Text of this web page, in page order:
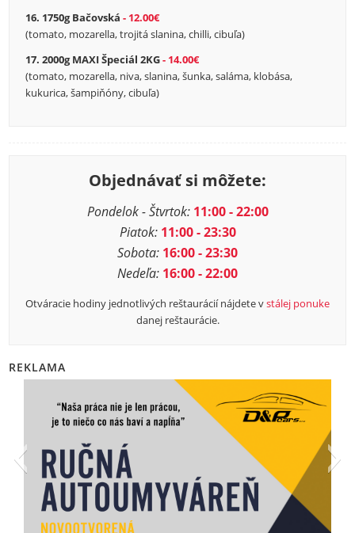
16. 1750g Bačovská
12.00€
(tomato, mozarella, trojitá slanina, chilli, cibuľa)
17. 2000g MAXI Špeciál 2KG
14.00€
(tomato, mozarella, niva, slanina, šunka, saláma, klobása,
kukurica, šampiňóny, cibuľa)
Objednávať si môžete:
Pondelok - Štvrtok: 11:00 - 22:00
Piatok: 11:00 - 23:30
Sobota: 16:00 - 23:30
Nedeľa: 16:00 - 22:00
Otváracie hodiny jednotlivých reštaurácií nájdete vstálej ponuke
danej reštaurácie.
REKLAMA